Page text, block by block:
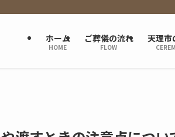
ホーム
HOME
ご葬儀の流れ
FLOW
天理市